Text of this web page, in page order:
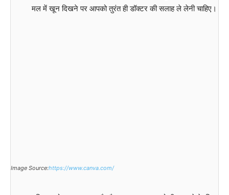
मल में खून दिखने पर आपको तुरंत ही डॉक्टर की सलाह ले लेनी चाहिए।
Image Source:https://www.canva.com/